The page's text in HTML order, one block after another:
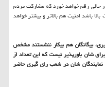
حالی رقم خواهد خورد که مشارکت مردم
باشد امنیت هم بالاتر و بیشتر خواهد
بیگانگان هم بیکار ننشستند مشخص
شان باورپذیر نیست که این تعداد از
نمایندگان شان در شعب رای گیری حاضر